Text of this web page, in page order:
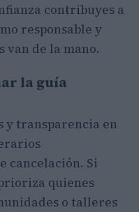
contribuyes a
responsable y
van de la mano.
la guía
y transparencia en
cancelación. Si
quienes
o talleres